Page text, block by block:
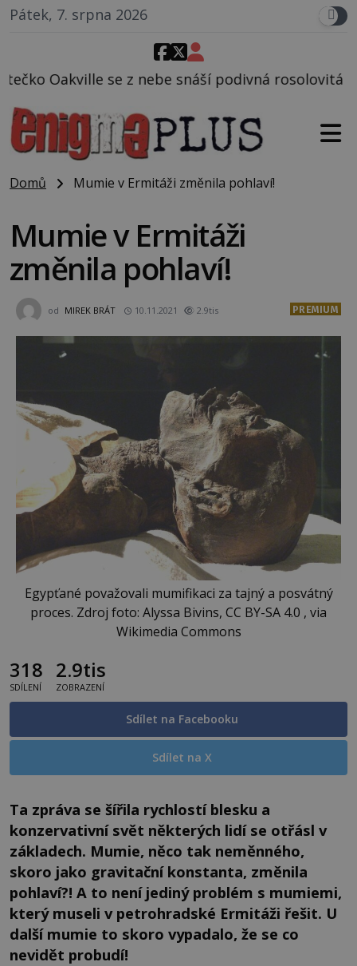
Pátek, 7. srpna 2026
snáší podivná rosolovitá látka neznámého
Domů Mumie v Ermitáži změnila pohlaví!
Mumie v Ermitáži
změnila pohlaví!
od MIREK BRÁT 10.11.2021 2.9tis PREMIUM
Egypťané považovali mumifikaci za tajný a posvátný
proces. Zdroj foto: Alyssa Bivins, CC BY-SA 4.0 , via
Wikimedia Commons
318
SDÍLENÍ
2.9tis
ZOBRAZENÍ
Sdílet na Facebooku
Sdílet na X
Ta zpráva se šířila rychlostí blesku a
konzervativní svět některých lidí se otřásl v
základech. Mumie, něco tak neměnného,
skoro jako gravitační konstanta, změnila
pohlaví?! A to není jediný problém s mumiemi,
který museli v petrohradské Ermitáži řešit. U
další mumie to skoro vypadalo, že se co
nevidět probudí!